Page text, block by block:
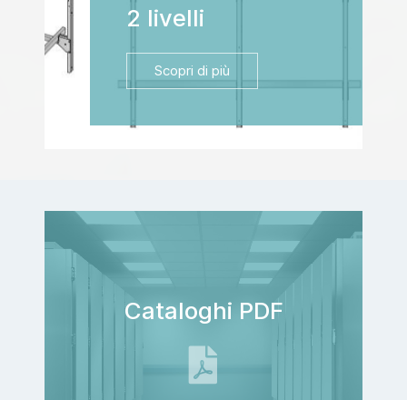
2 livelli
Scopri di più
Cataloghi PDF